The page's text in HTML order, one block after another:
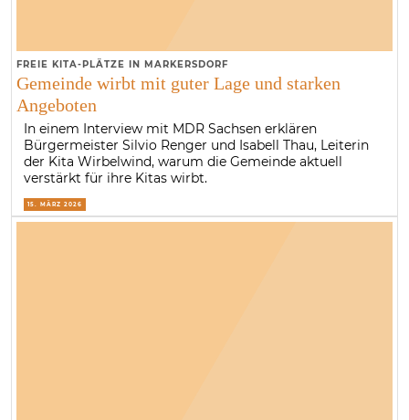
FREIE KITA-PLÄTZE IN MARKERSDORF
Gemeinde wirbt mit guter Lage und starken
Angeboten
In einem Interview mit MDR Sachsen erklären
Bürgermeister Silvio Renger und Isabell Thau, Leiterin
der Kita Wirbelwind, warum die Gemeinde aktuell
verstärkt für ihre Kitas wirbt.
15. MÄRZ 2026